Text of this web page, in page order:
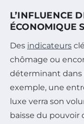
L’INFLUENCE
ÉCONOMIQUE
Des indicateurs
chômage ou
déterminant dans
exemple, une
luxe verra son
baisse du pouvoir